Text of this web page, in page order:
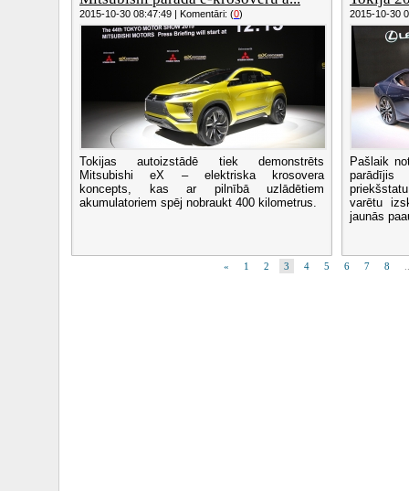
2015-10-30 08:47:49 | Komentāri: (0)
Tokijas autoizstādē tiek demonstrēts
Mitsubishi eX – elektriska krosovera
koncepts, kas ar pilnībā uzlādētiem
akumulatoriem spēj nobraukt 400 kilometrus.
2015-10-30
Pašlaik
parādījis
varētu
jaunās
« 1 2 3 4 5 6 7 8